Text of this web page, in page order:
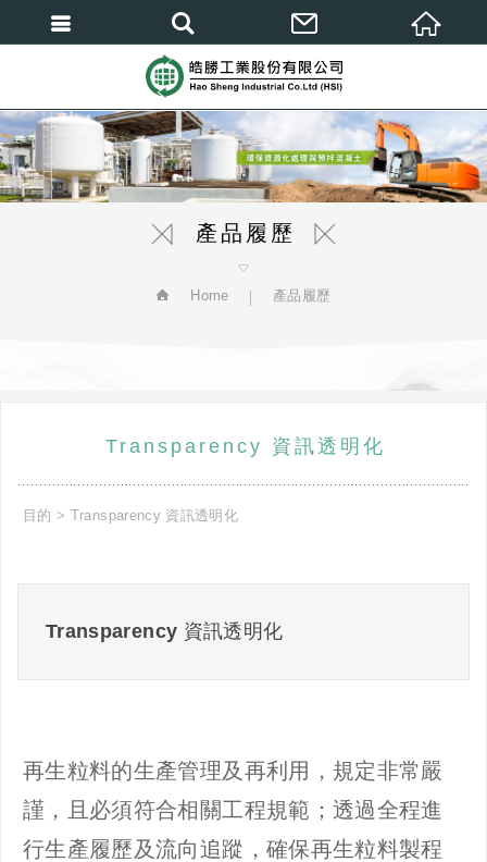
產品履歷
Home 產品履歷
Transparency 資訊透明化
目的 Transparency 資訊透明化
Transparency 資訊透明化
再生粒料的生產管理及再利用，規定非常嚴
謹，且必須符合相關工程規範；透過全程進
行生產履歷及流向追蹤，確保再生粒料製程
繁體中文